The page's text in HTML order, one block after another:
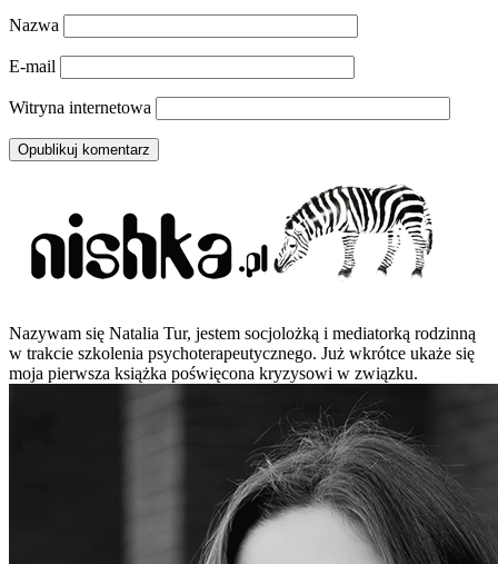
Nazwa
E-mail
Witryna internetowa
Nazywam się Natalia Tur, jestem socjolożką i mediatorką rodzinną
w trakcie szkolenia psychoterapeutycznego. Już wkrótce ukaże się
moja pierwsza książka poświęcona kryzysowi w związku.